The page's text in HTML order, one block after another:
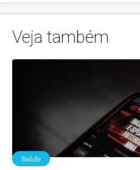
Veja também
Saúde